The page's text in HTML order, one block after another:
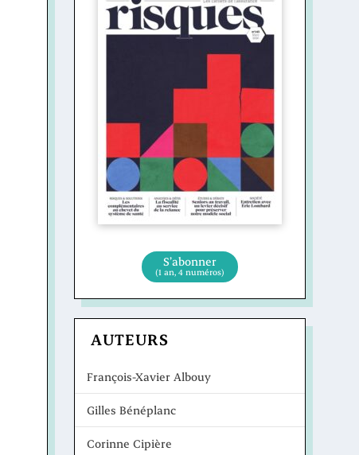
S’abonner
(1 an, 4 numéros)
AUTEURS
François-Xavier Albouy
Gilles Bénéplanc
Corinne Cipière